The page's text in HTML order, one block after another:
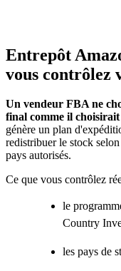
Entrepôt
vous contrôlez
Un vendeur FBA ne
final comme il
génère un plan
redistribuer le stock
pays autorisés.
Ce que vous contrôlez
le
Country
les pays de